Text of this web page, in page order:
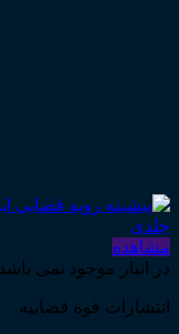
مشاهده
در انبار موجود نمی باشد
انتشارات قوه قضاییه